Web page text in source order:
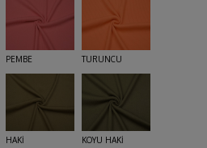
PEMBE TURUNCU
HAKİ KOYU HAKİ